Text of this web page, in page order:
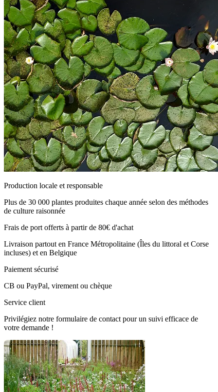
Production locale et responsable
Plus de 30 000 plantes produites chaque année selon des méthodes
de culture raisonnée
Frais de port offerts à partir de 80€ d'achat
Livraison partout en France Métropolitaine (Îles du littoral et Corse
incluses) et en Belgique
Paiement sécurisé
CB ou PayPal, virement ou chèque
Service client
Privilégiez notre formulaire de contact pour un suivi efficace de
votre demande !